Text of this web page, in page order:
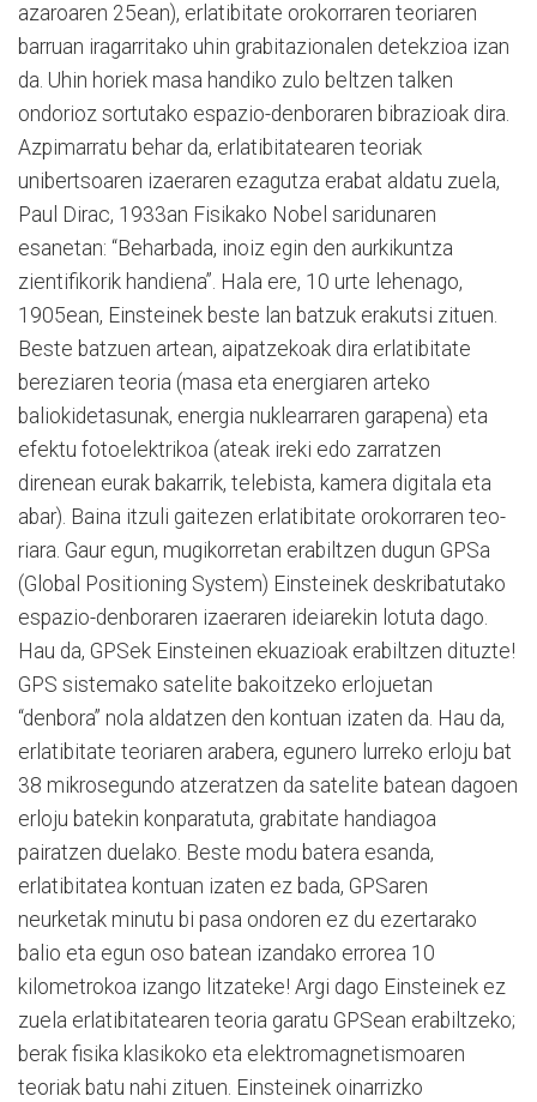
azaroaren 25ean), erlatibitate orokorraren teoriaren
barruan iragarritako uhin grabitazionalen detekzioa izan
da. Uhin horiek masa handiko zulo beltzen talken
ondorioz sortutako espazio-denboraren bibrazioak dira.
Azpimarratu behar da, erlatibitatearen teoriak
unibertsoaren izaeraren ezagutza erabat aldatu zuela,
Paul Dirac, 1933an Fisikako Nobel saridunaren
esanetan: “Beharbada, inoiz egin den aurkikuntza
zientifikorik handiena”. Hala ere, 10 urte lehenago,
1905ean, Einsteinek beste lan batzuk erakutsi zituen.
Beste batzuen artean, aipatzekoak dira erlatibitate
bereziaren teoria (masa eta energiaren arteko
baliokidetasunak, energia nuklearraren garapena) eta
efektu fotoelektrikoa (ateak ireki edo zarratzen
direnean eurak bakarrik, telebista, kamera digitala eta
abar). Baina itzuli gaitezen erlatibitate orokorraren teo­
riara. Gaur egun, mugikorretan erabiltzen dugun GPSa
(Global Posi­tioning Sys­tem) Einsteinek deskribatutako
espazio-denboraren izaeraren ideiarekin lotuta dago.
Hau da, GPSek Einstein­en ekuazioak erabiltzen dituzte!
GPS sistemako satelite bakoitzeko erlojuetan
“denbora” nola aldatzen den kontuan izaten da. Hau da,
erlatibitate teoriaren arabera, egunero lurreko erloju bat
38 mi­kro­segundo atzeratzen da satelite batean dagoen
erloju ba­tekin konparatuta, grabitate handiagoa
pairatzen duelako. Beste modu batera esanda,
erlatibitatea kontuan izaten ez bada, GPSaren
neurketak minutu bi pasa ondoren ez du ezertarako
balio eta egun oso batean izandako errorea 10
kilometrokoa izango litzateke! Argi dago Einsteinek ez
zuela erlatibitatearen teoria garatu GPSean erabiltzeko;
berak fisika klasikoko eta elektromagnetismoaren
teoriak batu nahi zi­tuen. Einsteinek oinarrizko